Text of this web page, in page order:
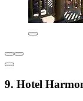
9. Hotel